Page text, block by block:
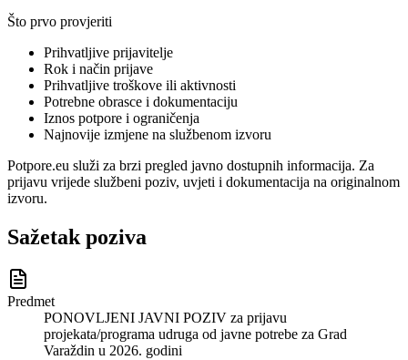
Što prvo provjeriti
Prihvatljive prijavitelje
Rok i način prijave
Prihvatljive troškove ili aktivnosti
Potrebne obrasce i dokumentaciju
Iznos potpore i ograničenja
Najnovije izmjene na službenom izvoru
Potpore.eu služi za brzi pregled javno dostupnih informacija. Za
prijavu vrijede službeni poziv, uvjeti i dokumentacija na originalnom
izvoru.
Sažetak poziva
Predmet
PONOVLJENI JAVNI POZIV za prijavu
projekata/programa udruga od javne potrebe za Grad
Varaždin u 2026. godini